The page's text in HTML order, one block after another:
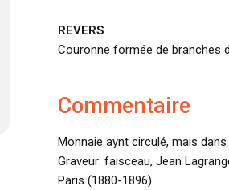
REVERS
Couronne formée de branches
Commentaire
Monnaie aynt circulé, mais
Graveur: faisceau, Jean
Paris (1880-1896).